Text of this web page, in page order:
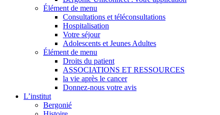
Élément de menu
Consultations et téléconsultations
Hospitalisation
Votre séjour
Adolescents et Jeunes Adultes
Élément de menu
Droits du patient
ASSOCIATIONS ET RESSOURCES
la vie après le cancer
Donnez-nous votre avis
L’institut
Bergonié